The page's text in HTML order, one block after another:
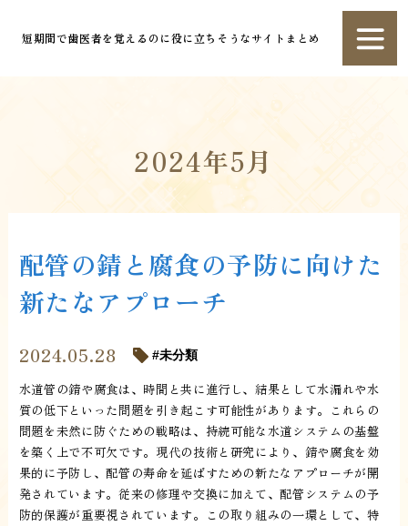
短期間で歯医者を覚えるのに役に立ちそうなサイトまとめ
2024年5月
配管の錆と腐食の予防に向けた
新たなアプローチ
2024.05.28 未分類
水道管の錆や腐食は、時間と共に進行し、結果として水漏れや水
質の低下といった問題を引き起こす可能性があります。これらの
問題を未然に防ぐための戦略は、持続可能な水道システムの基盤
を築く上で不可欠です。現代の技術と研究により、錆や腐食を効
果的に予防し、配管の寿命を延ばすための新たなアプローチが開
発されています。従来の修理や交換に加えて、配管システムの予
防的保護が重要視されています。この取り組みの一環として、特